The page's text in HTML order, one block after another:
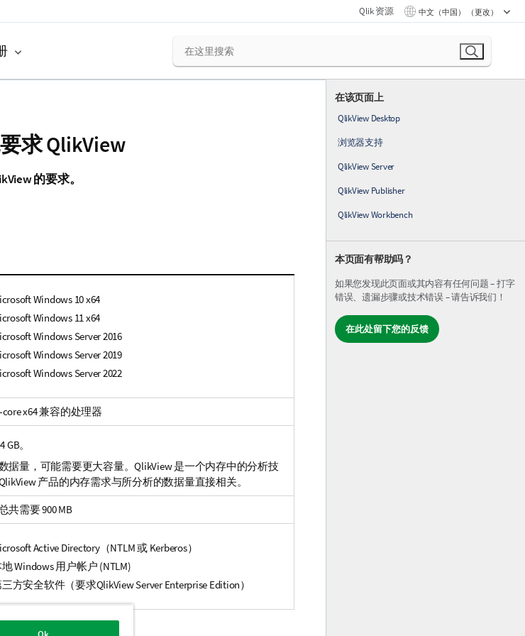
Qlik 资源 中文（中国） （更改）
在该页面上
QlikView Desktop
浏览器支持
QlikView Server
QlikView Publisher
QlikView Workbench
本页面有帮助吗？
如果您发现此页面或其内容有任何问题 – 打字
错误、遗漏步骤或技术错误 – 请告诉我们！
在此处留下您的反馈
求QlikView
的要求。
Windows 10 x64
Windows 11 x64
Windows Server 2016
Windows Server 2019
Windows Server 2022
x64兼容的处理器
GB。
据量，可能需要更大容量。QlikView是一个内存中的分析技
产品的内存需求与所分析的数据量直接相关。
共需要 900 MB
Active Directory（NTLM或 Kerberos）
地Windows用户帐户 (NTLM)
方安全软件（要求QlikView Server Enterprise Edition）